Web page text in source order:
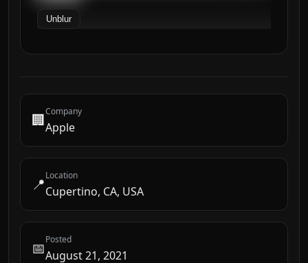
Unblur
🏢Company
Apple
📍Location
Cupertino, CA, USA
📅Posted
August 21, 2021